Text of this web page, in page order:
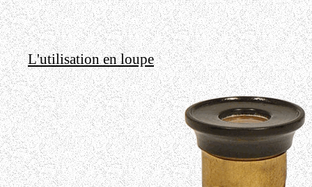
L'utilisation en loupe